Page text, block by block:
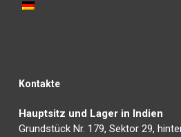
Kontakte
Hauptsitz und Lager in Indien
Grundstück Nr. 179, Sektor 29,